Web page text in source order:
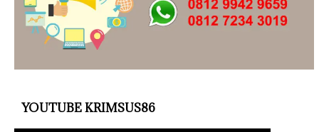
YOUTUBE KRIMSUS86